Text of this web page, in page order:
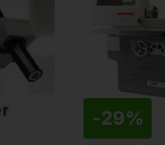
-29%